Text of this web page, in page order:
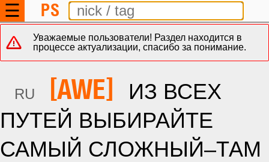
☰ PS
Уважаемые пользователи! Раздел находится в
процессе актуализации, спасибо за понимание.
RU [AWE]
ИЗ ВСЕХ
ПУТЕЙ ВЫБИРАЙТЕ
САМЫЙ СЛОЖНЫЙ–ТАМ